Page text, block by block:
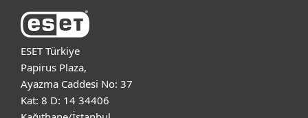
ESET Türkiye
Papirus Plaza,
Ayazma Caddesi No: 37
Kat: 8 D: 14 34406